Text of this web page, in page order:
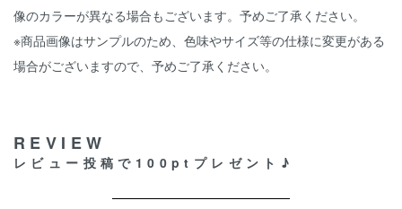
像のカラーが異なる場合もございます。予めご了承ください。
※商品画像はサンプルのため、色味やサイズ等の仕様に変更がある
場合がございますので、予めご了承ください。
REVIEW
レビュー投稿で100ptプレゼント♪